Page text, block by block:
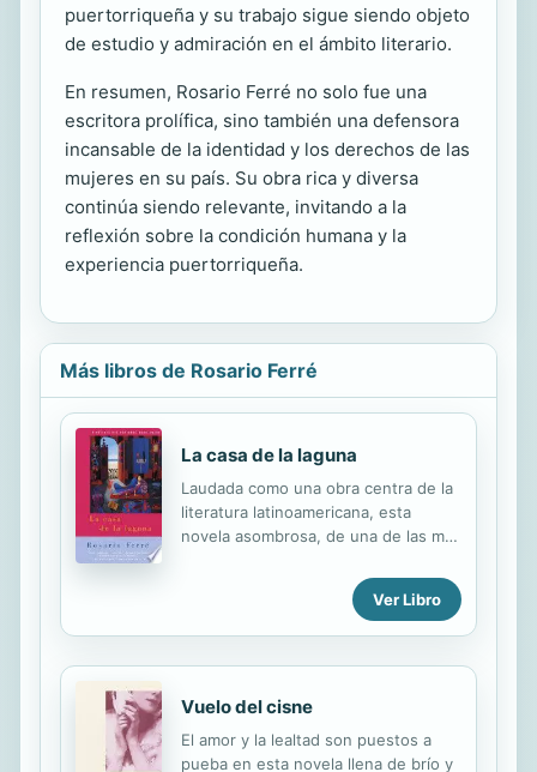
puertorriqueña y su trabajo sigue siendo objeto
de estudio y admiración en el ámbito literario.
En resumen, Rosario Ferré no solo fue una
escritora prolífica, sino también una defensora
incansable de la identidad y los derechos de las
mujeres en su país. Su obra rica y diversa
continúa siendo relevante, invitando a la
reflexión sobre la condición humana y la
experiencia puertorriqueña.
Más libros de Rosario Ferré
La casa de la laguna
Laudada como una obra centra de la
literatura latinoamericana, esta
novela asombrosa, de una de las más
Puerto Rico, es a la vez una
rebosante saga multigeneracional y
una historia mágica de la isla. En una
está escribiendo la crónica de su
intriga, de inmigrantes españoles y
Ver Libro
Vuelo del cisne
El amor y la lealtad son puestos a
pueba en esta novela llena de brío y